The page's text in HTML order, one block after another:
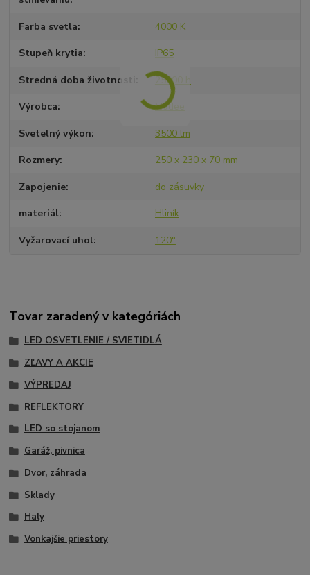
Farba svetla 4000 K
Stupeň krytia IP65
Stredná doba životnosti 25000 h
Výrobca Modee
Svetelný výkon 3500 lm
Rozmery 250 x 230 x 70 mm
Zapojenie do zásuvky
materiál Hliník
Vyžarovací uhol 120°
Tovar zaradený v kategóriách
LED OSVETLENIE / SVIETIDLÁ
ZĽAVY A AKCIE
VÝPREDAJ
REFLEKTORY
LED so stojanom
Garáž, pivnica
Dvor, záhrada
Sklady
Haly
Vonkajšie priestory